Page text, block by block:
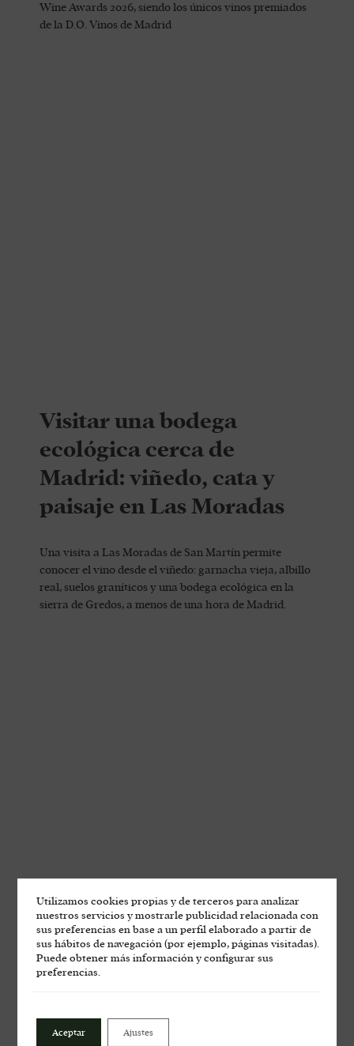
Wine Awards 2026, siendo los únicos vinos premiados
de la D.O. Vinos de Madrid
Visitar una bodega
ecológica cerca de
Madrid: viñedo, cata y
paisaje en Las Moradas
Una visita a Las Moradas de San Martín permite
conocer el vino desde el viñedo: garnacha vieja, albillo
real, suelos graníticos y una bodega ecológica en la
sierra de Gredos, a menos de una hora de Madrid.
Martín en la Feria de la
Utilizamos cookies propias y de terceros para analizar
nuestros servicios y mostrarle publicidad relacionada con
sus preferencias en base a un perfil elaborado a partir de
sus hábitos de navegación (por ejemplo, páginas visitadas).
Puede obtener más información y configurar sus
preferencias.
Aceptar Ajustes